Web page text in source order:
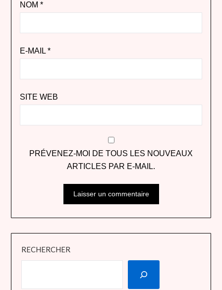
NOM *
E-MAIL*
SITE WEB
PRÉVENEZ-MOI DE TOUS LES NOUVEAUX
ARTICLES PAR E-MAIL.
RECHERCHER